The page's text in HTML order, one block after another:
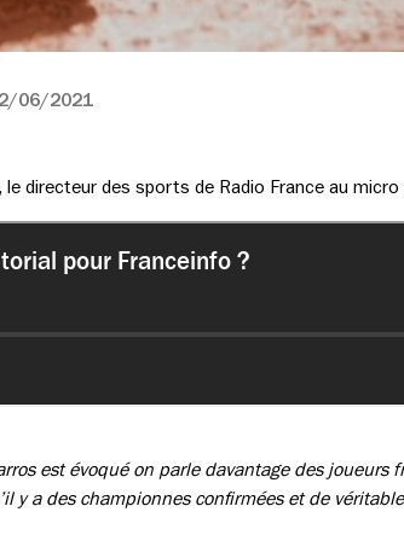
06/2021
directeur des sports de Radio France au micro
est évoqué on parle davantage des joueurs
y a des championnes confirmées et de